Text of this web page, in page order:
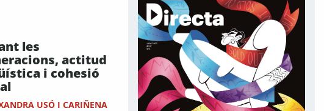
les
actitud
i cohesió
USÓ I CARIÑENA